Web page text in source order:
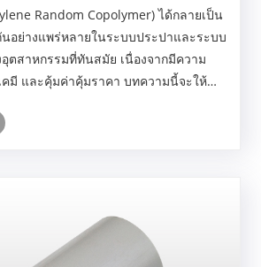
Random Copolymer) ได้กลายเป็น
อย่างแพร่หลายในระบบประปาและระบบ
ตสาหกรรมที่ทันสมัย ​​เนื่องจากมีความ
มี และคุ้มค่าคุ้มราคา บทความนี้จะให้
ธีการติดตั้ง ความท้าทา......